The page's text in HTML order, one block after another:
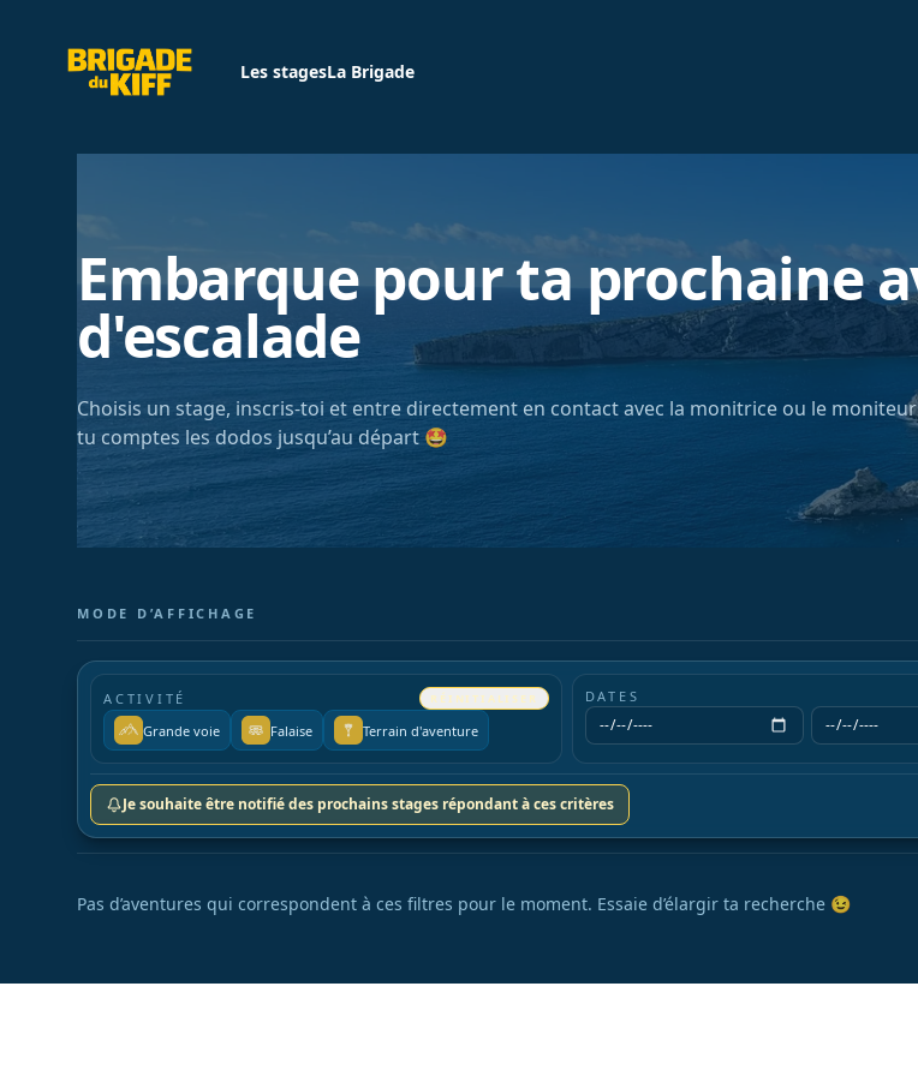
Brigade du Kiff Les stagesLa Brigade
Embarque pour ta prochaine
d'escalade
Choisis un stage, inscris-toi et entre directement en contact avec la monitrice ou le
tu comptes les dodos jusqu’au départ 🤩
MODE D’AFFICHAGE
ACTIVITÉ RÉINITIALISER
Grande voie Falaise Terrain d'aventure
DATES
Début Fin
Je souhaite être notifié des prochains stages répondant à ces critères
Pas d’aventures qui correspondent à ces filtres pour le moment. Essaie d’élargir ta recherche 😉